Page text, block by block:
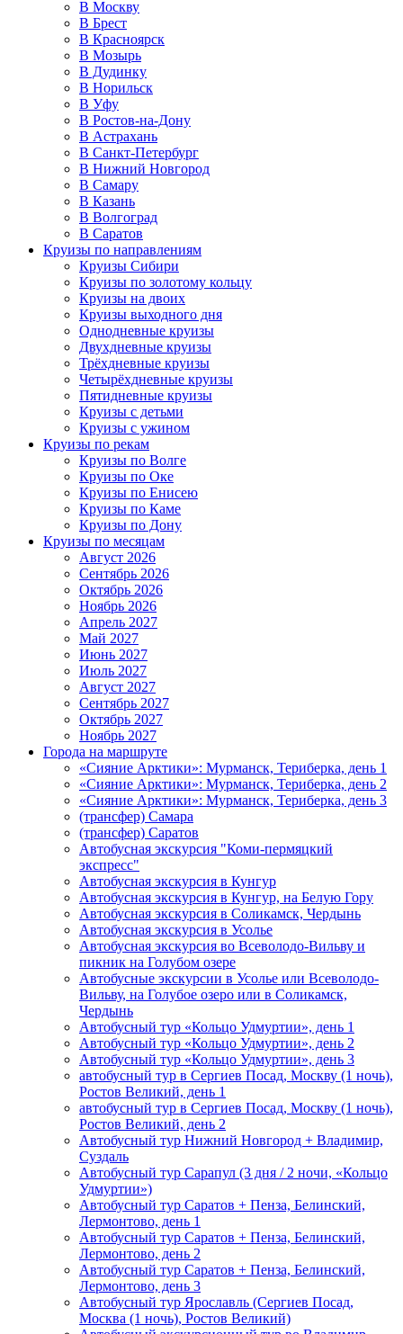
В Москву
В Брест
В Красноярск
В Мозырь
В Дудинку
В Норильск
В Уфу
В Ростов-на-Дону
В Астрахань
В Санкт-Петербург
В Нижний Новгород
В Самару
В Казань
В Волгоград
В Саратов
Круизы по направлениям
Круизы Сибири
Круизы по золотому кольцу
Круизы на двоих
Круизы выходного дня
Однодневные круизы
Двухдневные круизы
Трёхдневные круизы
Четырёхдневные круизы
Пятидневные круизы
Круизы с детьми
Круизы с ужином
Круизы по рекам
Круизы по Волге
Круизы по Оке
Круизы по Енисею
Круизы по Каме
Круизы по Дону
Круизы по месяцам
Август 2026
Сентябрь 2026
Октябрь 2026
Ноябрь 2026
Апрель 2027
Май 2027
Июнь 2027
Июль 2027
Август 2027
Сентябрь 2027
Октябрь 2027
Ноябрь 2027
Города на маршруте
«Сияние Арктики»: Мурманск, Териберка, день 1
«Сияние Арктики»: Мурманск, Териберка, день 2
«Сияние Арктики»: Мурманск, Териберка, день 3
(трансфер) Самара
(трансфер) Саратов
Автобусная экскурсия "Коми-пермяцкий
экспресс"
Автобусная экскурсия в Кунгур
Автобусная экскурсия в Кунгур, на Белую Гору
Автобусная экскурсия в Соликамск, Чердынь
Автобусная экскурсия в Усолье
Автобусная экскурсия во Всеволодо-Вильву и
пикник на Голубом озере
Автобусные экскурсии в Усолье или Всеволодо-
Вильву, на Голубое озеро или в Соликамск,
Чердынь
Автобусный тур «Кольцо Удмуртии», день 1
Автобусный тур «Кольцо Удмуртии», день 2
Автобусный тур «Кольцо Удмуртии», день 3
автобусный тур в Сергиев Посад, Москву (1 ночь),
Ростов Великий, день 1
автобусный тур в Сергиев Посад, Москву (1 ночь),
Ростов Великий, день 2
Автобусный тур Нижний Новгород + Владимир,
Суздаль
Автобусный тур Сарапул (3 дня / 2 ночи, «Кольцо
Удмуртии»)
Автобусный тур Саратов + Пенза, Белинский,
Лермонтово, день 1
Автобусный тур Саратов + Пенза, Белинский,
Лермонтово, день 2
Автобусный тур Саратов + Пенза, Белинский,
Лермонтово, день 3
Автобусный тур Ярославль (Сергиев Посад,
Москва (1 ночь), Ростов Великий)